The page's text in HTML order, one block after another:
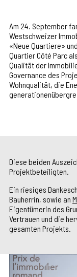
Am 24. September
Westschweizer
«Neue Quartiere»
Quartier Côté Parc
Qualität der
Governance des
Wohnqualität, die
Diese beiden
Projektbeteiligten.
Ein riesiges
Bauherrin, sowie an
Eigentümerin des
Vertrauen und die
gesamten Projekts.